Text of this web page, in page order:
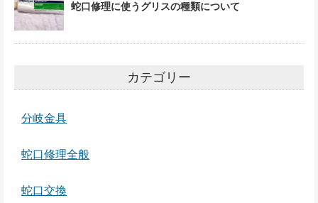
蛇口修理に使うグリスの種類について
カテゴリー
分岐金具
蛇口修理全般
蛇口交換